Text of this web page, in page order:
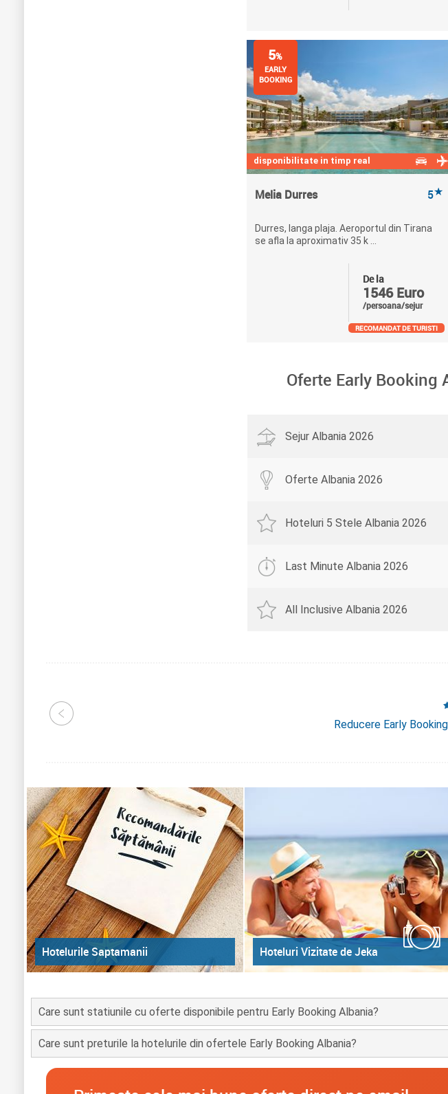
disponibilitate in timp real
Melia Durres 5★
Durres, langa plaja. Aeroportul din Tirana
se afla la aproximativ 35 k ...
De la
1546 Euro
/persoana/sejur
5%
EARLY
BOOKING
RECOMANDAT DE TURISTI
Oferte Early Booking
Sejur Albania 2026
Oferte Albania 2026
Hoteluri 5 Stele Albania 2026
Last Minute Albania 2026
All Inclusive Albania 2026
Reducere Early
Hotelurile Saptamanii Hoteluri Vizitate de Jeka
Care sunt statiunile cu oferte disponibile pentru Early Booking Albania?
Care sunt preturile la hotelurile din ofertele Early Booking Albania?